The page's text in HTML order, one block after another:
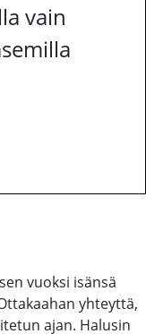
vain
vuoksi isänsä
yhteyttä,
ajan. Halusin